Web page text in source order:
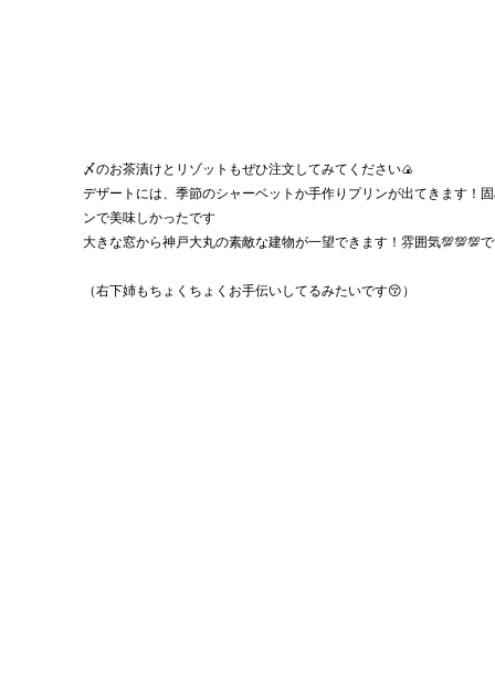
〆のお茶漬けとリゾットもぜひ注文してみてください🍙
デザートには、季節のシャーベットか手作りプリンが出てきます！
ンで美味しかったです
大きな窓から神戸大丸の素敵な建物が一望できます！雰囲気💯💯💯
（右下姉もちょくちょくお手伝いしてるみたいです😚）